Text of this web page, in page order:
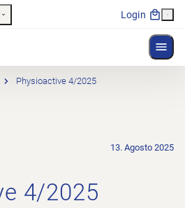
Login
Physioactive 4/2025
13. Agosto 2025
4/2025